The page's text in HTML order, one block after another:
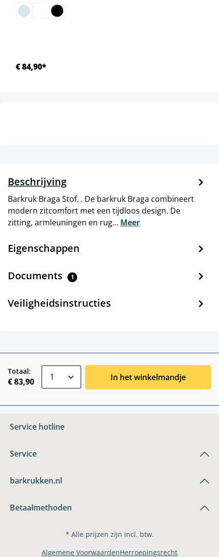
€ 84,90*
Beschrijving
Barkruk Braga Stof. . De barkruk Braga combineert
modern zitcomfort met een tijdloos design. De
zitting, armleuningen en rug… Meer
Eigenschappen
Documents 1
Veiligheidsinstructies
Totaal:
€ 83,90 In het winkelmandje
Service hotline
Service
barkrukken.nl
Betaalmethoden
* Alle prijzen zijn incl. btw.
Algemene VoorwaardenHerroepingsrecht